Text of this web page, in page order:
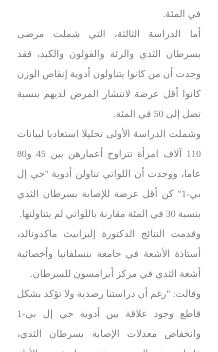
في المئة.
أما الدراسة الثالثة، التي شملت مرضى
بسرطان الثدي والرئة والقولون والكبد، فقد
وجدت أن من كانوا يتناولون أدوية إنقاص الوزن
كانوا أقل عرضة لانتشار المرض لديهم بنسبة
تصل إلى 50 في المئة.
وشملت الدراسة الأولى تحليلا استعاديا لبيانات
110 آلاف امرأة تتراوح أعمارهن بين 45 و80
عاما، ووجدت أن اللواتي تناولن أدوية "جي إل
بي-1" كن أقل عرضة للإصابة بسرطان الثدي
بنسبة 30 في المئة مقارنة باللواتي لم يتناولنها.
وقدمت النتائج الدكتورة إليزابيث ماكدونالد،
أستاذة الأشعة في جامعة بنسلفانيا وأخصائية
أشعة الثدي في مركز أبرامسون للسرطان.
وقالت: "رغم أن دراستنا رصدية ولا تؤكد بشكل
قاطع وجود علاقة بين أدوية جي إل بي-1
وانخفاض معدلات الإصابة بسرطان الثدي،